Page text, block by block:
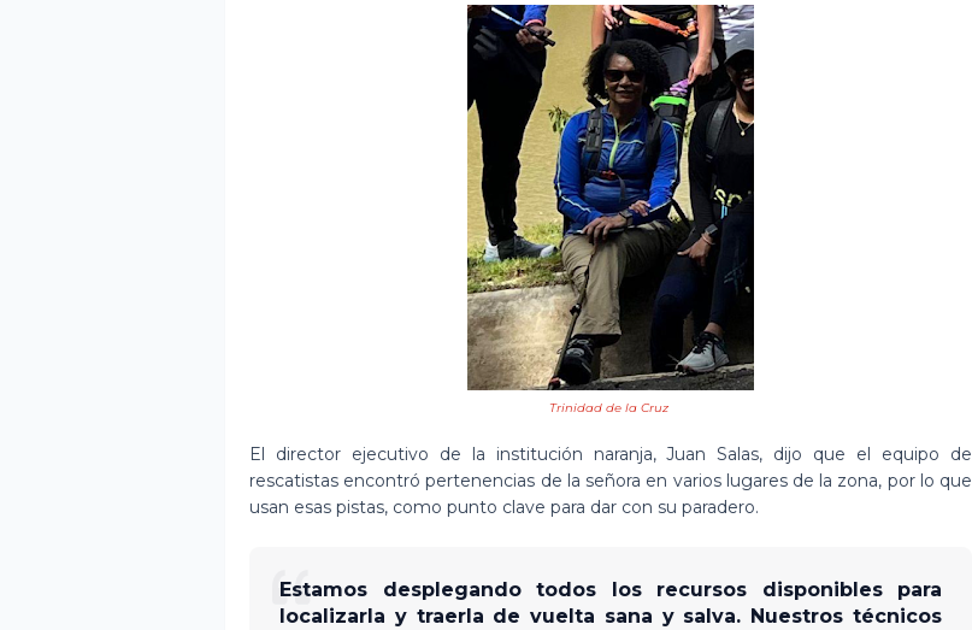
Trinidad de la Cruz
El director ejecutivo de la institución naranja, Juan Salas, dijo que el equipo de
rescatistas encontró pertenencias de la señora en varios lugares de la zona, por lo que
usan esas pistas, como punto clave para dar con su paradero.
Estamos desplegando todos los recursos disponibles para
localizarla y traerla de vuelta sana y salva. Nuestros técnicos